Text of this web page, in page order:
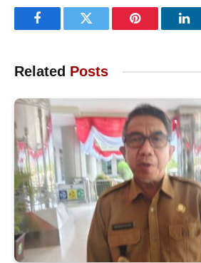
FacebookTwitter Pinterest
Related Posts